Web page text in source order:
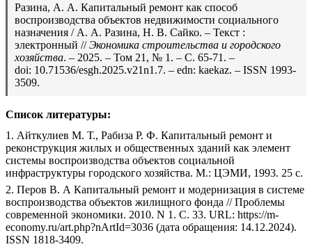
Разина, А. А. Капитальный ремонт как способ
воспроизводства объектов недвижимости социального
назначения / А. А. Разина, Н. В. Сайко. – Текст :
электронный //Экономика строительства и городского
хозяйства. – 2025. – Том 21, № 1. – С. 65-71. –
doi: 10.71536/esgh.2025.v21n1.7. – edn: kaekaz. – ISSN 1993-
3509.
Список литературы:
1. Айткулиев М. Т., Рабиза Р. Ф. Капитальный ремонт и
реконструкция жилых и общественных зданий как элемент
системы воспроизводства объектов социальной
инфраструктуры городского хозяйства. М.: ЦЭМИ, 1993. 25 с.
2. Перов В. А Капитальный ремонт и модернизация в системе
воспроизводства объектов жилищного фонда // Проблемы
современной экономики. 2010. N 1. C. 33. URL: https://m-
economy.ru/art.php?nArtId=3036 (дата обращения: 14.12.2024).
ISSN 1818-3409.